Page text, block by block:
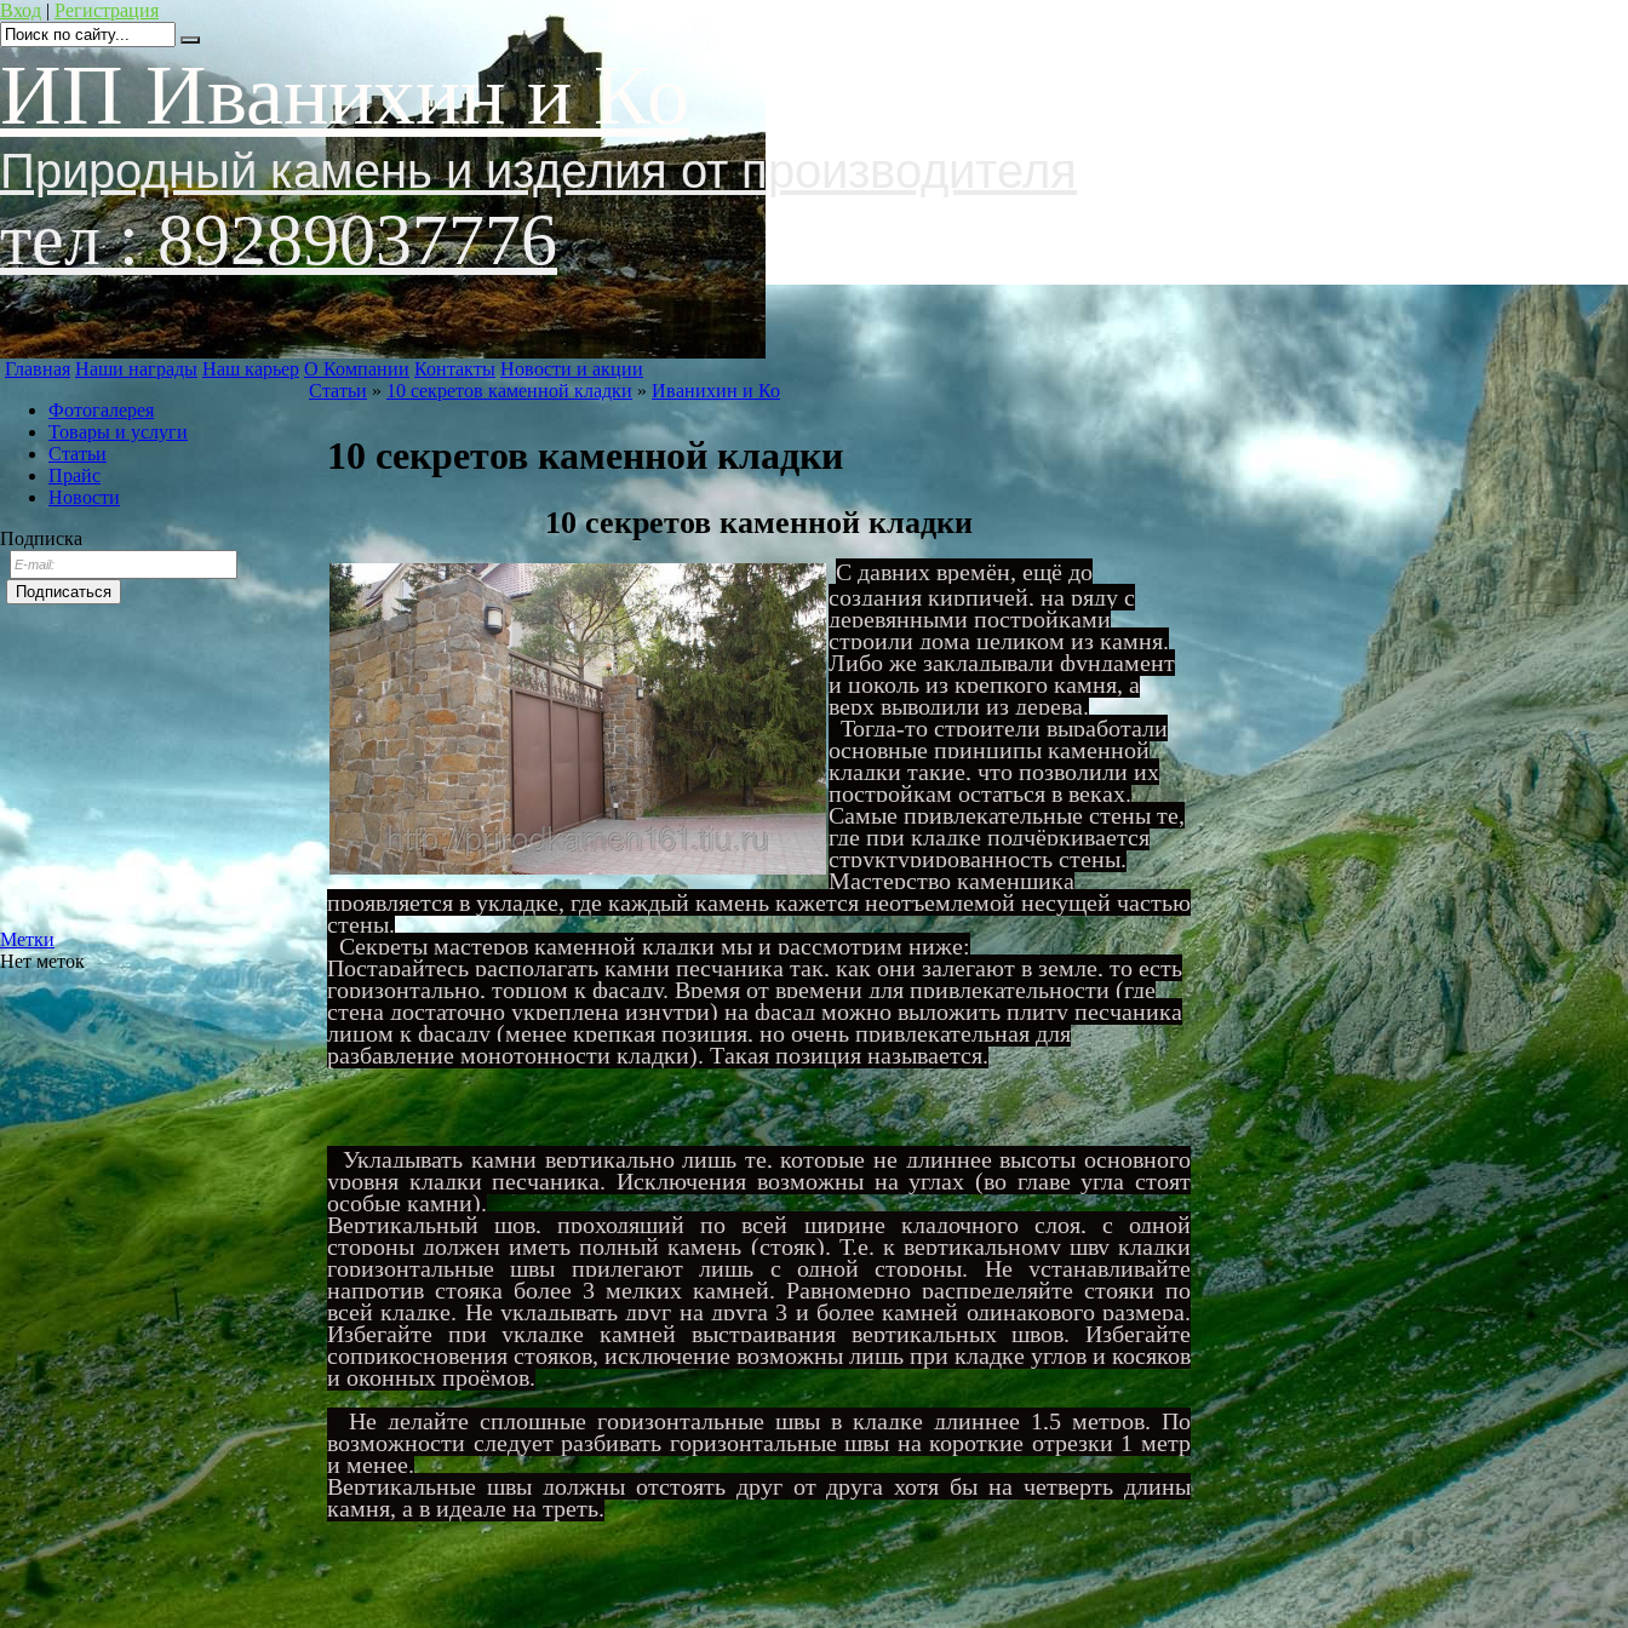
Вход | Регистрация
ИП Иванихин и Ко
Природный камень и изделия от производителя
тел : 89289037776
Главная Наши награды Наш карьер О Компании Контакты Новости и акции
Фотогалерея
Товары и услуги
Статьи
Прайс
Новости
Подписка
Метки
Нет меток
Статьи » 10 секретов каменной кладки » Иванихин и Ко
10 секретов каменной кладки
10 секретов каменной кладки
С давних времён, ещё до
создания кирпичей, на ряду с
деревянными постройками
строили дома целиком из камня.
Либо же закладывали фундамент
и цоколь из крепкого камня, а
верх выводили из дерева.
Тогда-то строители выработали
основные принципы каменной
кладки такие, что позволили их
постройкам остаться в веках.
Самые привлекательные стены те,
где при кладке подчёркивается
структурированность стены.
Мастерство каменщика
проявляется в укладке, где каждый камень кажется неотъемлемой несущей частью
стены.
Секреты мастеров каменной кладки мы и рассмотрим ниже:
Постарайтесь располагать камни песчаника так, как они залегают в земле, то есть
горизонтально, торцом к фасаду. Время от времени для привлекательности (где
стена достаточно укреплена изнутри) на фасад можно выложить плиту песчаника
лицом к фасаду (менее крепкая позиция, но очень привлекательная для
разбавление монотонности кладки). Такая позиция называется.
Укладывать камни вертикально лишь те, которые не длиннее высоты основного
уровня кладки песчаника. Исключения возможны на углах (во главе угла стоят
особые камни).
Вертикальный шов, проходящий по всей ширине кладочного слоя, с одной
стороны должен иметь полный камень (стояк). Т.е. к вертикальному шву кладки
горизонтальные швы прилегают лишь с одной стороны. Не устанавливайте
напротив стояка более 3 мелких камней. Равномерно распределяйте стояки по
всей кладке. Не укладывать друг на друга 3 и более камней одинакового размера.
Избегайте при укладке камней выстраивания вертикальных швов. Избегайте
соприкосновения стояков, исключение возможны лишь при кладке углов и косяков
и оконных проёмов.
Не делайте сплошные горизонтальные швы в кладке длиннее 1,5 метров. По
возможности следует разбивать горизонтальные швы на короткие отрезки 1 метр
и менее.
Вертикальные швы должны отстоять друг от друга хотя бы на четверть длины
камня, а в идеале на треть.